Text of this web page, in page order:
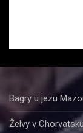
Bagry u jezu
Želvy v